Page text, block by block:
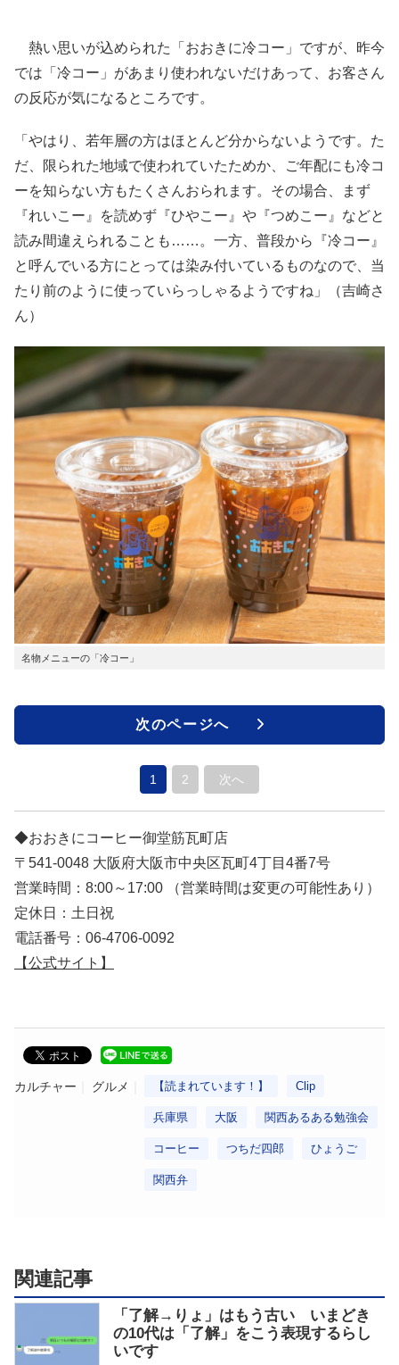
熱い思いが込められた「おおきに冷コー」ですが、昨今
では「冷コー」があまり使われないだけあって、お客さん
の反応が気になるところです。
「やはり、若年層の方はほとんど分からないようです。た
だ、限られた地域で使われていたためか、ご年配にも冷コ
ーを知らない方もたくさんおられます。その場合、まず
『れいこー』を読めず『ひやこー』や『つめこー』などと
読み間違えられることも……。一方、普段から『冷コー』
と呼んでいる方にとっては染み付いているものなので、当
たり前のように使っていらっしゃるようですね」（吉崎さ
ん）
名物メニューの「冷コー」
次のページへ
1 2 次へ
◆おおきにコーヒー御堂筋瓦町店
〒541-0048 大阪府大阪市中央区瓦町4丁目4番7号
営業時間：8:00～17:00 （営業時間は変更の可能性あり）
定休日：土日祝
電話番号：06-4706-0092
【公式サイト】
カルチャー グルメ 【読まれています！】 Clip
兵庫県 大阪 関西あるある勉強会
コーヒー つちだ四郎 ひょうご
関西弁
関連記事
「了解→りょ」はもう古い いまどき
の10代は「了解」をこう表現するらし
いです